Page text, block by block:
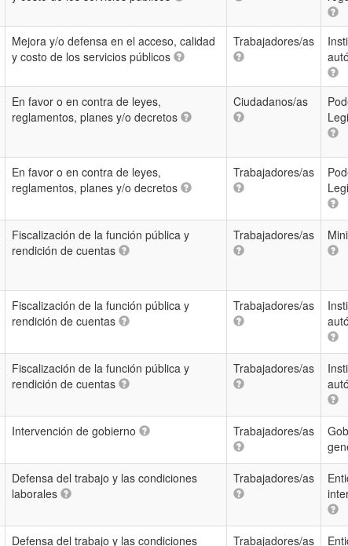
Mejora y/o defensa en el acceso, calidad
y costo de los servicios públicos
Trabajadores/as
En favor o en contra de leyes,
reglamentos, planes y/o decretos
Ciudadanos/as
En favor o en contra de leyes,
reglamentos, planes y/o decretos
Trabajadores/as
Fiscalización de la función pública y
rendición de cuentas
Trabajadores/as
Fiscalización de la función pública y
rendición de cuentas
Trabajadores/as
Fiscalización de la función pública y
rendición de cuentas
Trabajadores/as
Intervención de gobierno Trabajadores/as
Defensa del trabajo y las condiciones
laborales
Trabajadores/as
Defensa del trabajo y las condiciones Trabajadores/as